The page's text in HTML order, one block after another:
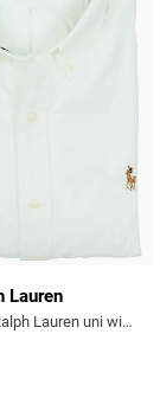
Lauren
Overhemd Ralph Lauren uni wit Oxford Slim Fit